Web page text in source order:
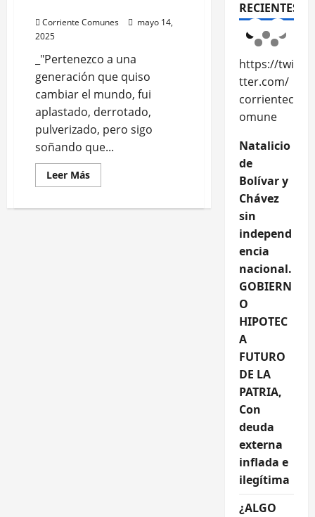
Corriente Comunes
mayo 14,
2025
_"Pertenezco a una
generación que quiso
cambiar el mundo, fui
aplastado, derrotado,
pulverizado, pero sigo
soñando que...
Leer MásLeer
más
Comunes
RECIENTES
https://twi
tter.com/
corrientec
omune
Natalicio
de
Bolívar y
Chávez
sin
independ
encia
nacional.
GOBIERN
O
HIPOTEC
A
FUTURO
DE LA
PATRIA,
Con
deuda
externa
inflada e
ilegítima
¿ALGO